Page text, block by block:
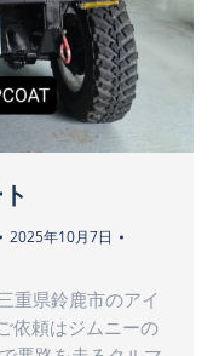
2025年10月7日
重県鈴鹿市のアイ
依頼はジムニーの